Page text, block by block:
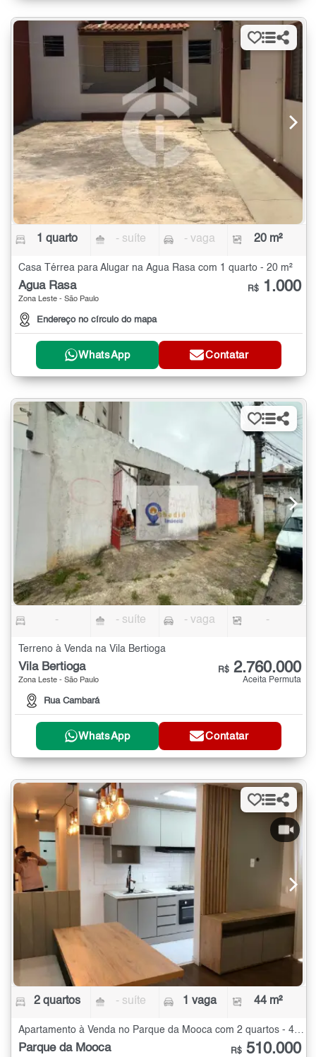
1 quarto - suíte - vaga 20 m²
Casa Térrea para Alugar na Água Rasa com 1 quarto - 20 m²
Água Rasa
Zona Leste - São Paulo
Endereço no círculo do mapa
R$ 1.000
WhatsApp Contatar
- - suíte - vaga -
Terreno à Venda na Vila Bertioga
Vila Bertioga
Zona Leste - São Paulo
Rua Cambará
R$ 2.760.000
Aceita Permuta
WhatsApp Contatar
2 quartos - suíte 1 vaga 44 m²
Apartamento à Venda no Parque da Mooca com 2 quartos - 44 m²
Parque da Mooca R$ 510.000